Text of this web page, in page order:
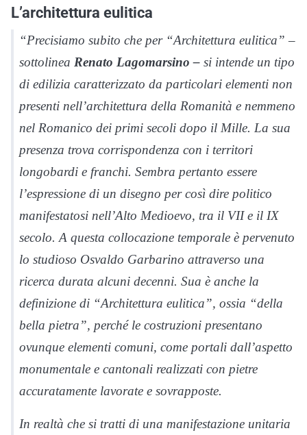
L’architettura eulitica
“Precisiamo subito che per “Architettura eulitica” –
sottolinea Renato Lagomarsino – si intende un tipo
di edilizia caratterizzato da particolari elementi non
presenti nell’architettura della Romanità e nemmeno
nel Romanico dei primi secoli dopo il Mille. La sua
presenza trova corrispondenza con i territori
longobardi e franchi. Sembra pertanto essere
l’espressione di un disegno per così dire politico
manifestatosi nell’Alto Medioevo, tra il VII e il IX
secolo. A questa collocazione temporale è pervenuto
lo studioso Osvaldo Garbarino attraverso una
ricerca durata alcuni decenni. Sua è anche la
definizione di “Architettura eulitica”, ossia “della
bella pietra”, perché le costruzioni presentano
ovunque elementi comuni, come portali dall’aspetto
monumentale e cantonali realizzati con pietre
accuratamente lavorate e sovrapposte.
In realtà che si tratti di una manifestazione unitaria